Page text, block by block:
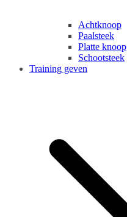
Achtknoop
Paalsteek
Platte knoop
Schootsteek
Training geven